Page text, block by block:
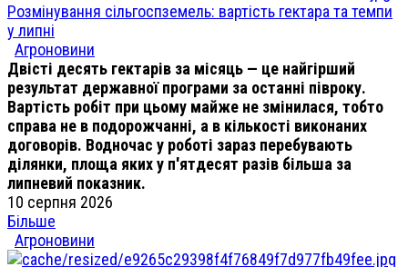
Розмінування сільгоспземель: вартість гектара та темпи
у липні
Агроновини
Двісті десять гектарів за місяць — це найгірший
результат державної програми за останні півроку.
Вартість робіт при цьому майже не змінилася, тобто
справа не в подорожчанні, а в кількості виконаних
договорів. Водночас у роботі зараз перебувають
ділянки, площа яких у п'ятдесят разів більша за
липневий показник.
10 серпня 2026
Більше
Агроновини